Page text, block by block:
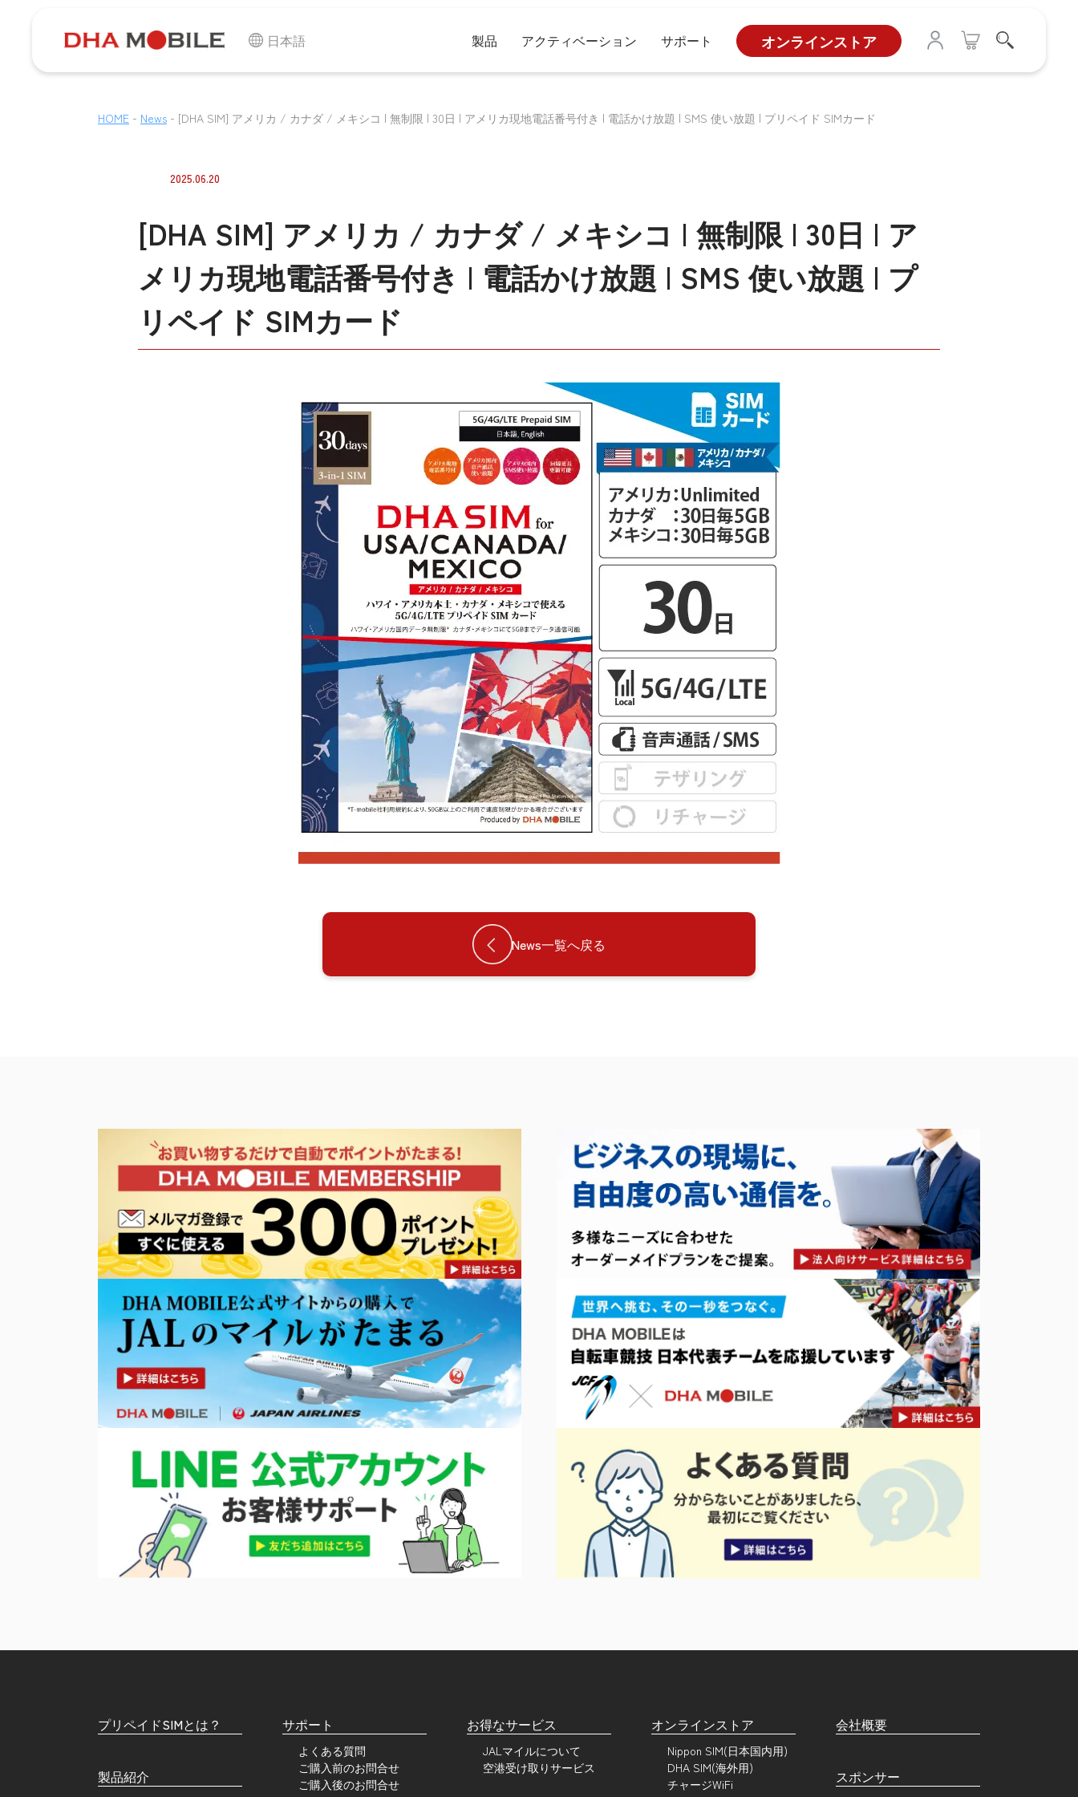
日本語 製品 アクティベーション サポート オンラインストア
HOME - News - [DHA SIM] アメリカ / カナダ / メキシコ | 無制限 | 30日 | アメリカ現地電話番号付き | 電話かけ放題 | SMS 使い放題 | プリペイド SIMカード
2025.06.20
[DHA SIM] アメリカ / カナダ / メキシコ | 無制限 | 30日 | ア
メリカ現地電話番号付き | 電話かけ放題 | SMS 使い放題 | プ
リペイド SIMカード
News一覧へ戻る
プリペイドSIMとは？
製品紹介
サポート
よくある質問
ご購入前のお問合せ
ご購入後のお問合せ
お得なサービス
JALマイルについて
空港受け取りサービス
オンラインストア
Nippon SIM(日本国内用)
DHA SIM(海外用)
チャージWiFi
会社概要
スポンサー